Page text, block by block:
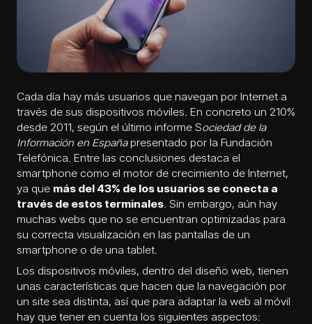
Cada día hay más usuarios que navegan por Internet a
través de sus dispositivos móviles. En concreto un 210%
desde 2011, según el último informe Sociedad de la
Información en España presentado por la Fundación
Telefónica. Entre las conclusiones destaca el
smartphone como el motor de crecimiento de Internet,
ya que más del 43% de los usuarios se conecta a
través de estos terminales. Sin embargo, aún hay
muchas webs que no se encuentran optimizadas para
su correcta visualización en las pantallas de un
smartphone o de una tablet.
Los dispositivos móviles, dentro del diseño web, tienen
unas características que hacen que la navegación por
un site sea distinta, así que para adaptar la web al móvil
hay que tener en cuenta los siguientes aspectos: